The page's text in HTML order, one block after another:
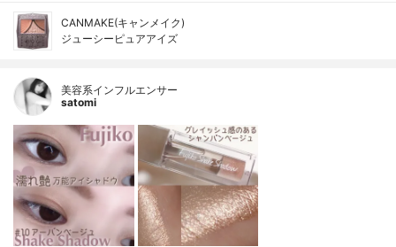
CANMAKE(キャンメイク)
ジューシーピュアアイズ
美容系インフルエンサー
satomi